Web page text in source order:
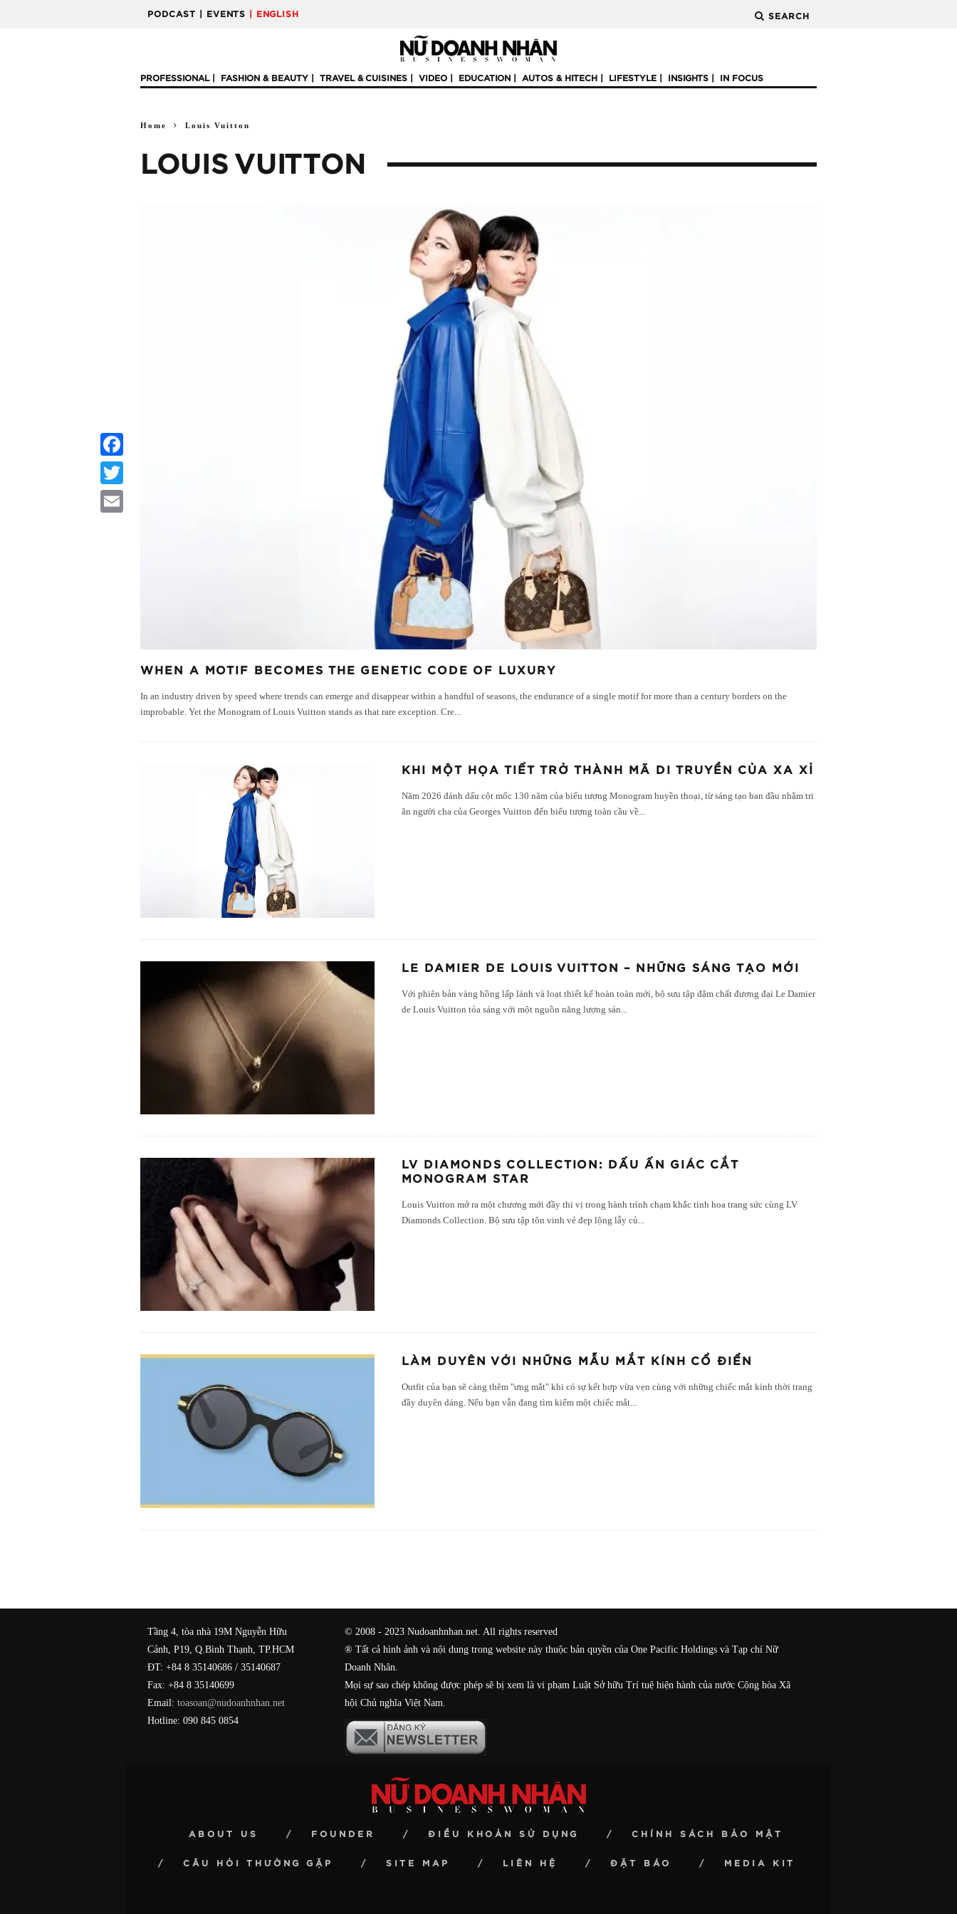
PODCAST | EVENTS | ENGLISH SEARCH
PROFESSIONAL FASHION & BEAUTY TRAVEL & CUISINES VIDEO EDUCATION AUTOS & HITECH LIFESTYLE INSIGHTS IN FOCUS
Home Louis Vuitton
LOUIS VUITTON
WHEN A MOTIF BECOMES THE GENETIC CODE OF LUXURY
In an industry driven by speed where trends can emerge and disappear within a handful of seasons, the endurance of a single motif for more than a century borders on the
improbable. Yet the Monogram of Louis Vuitton stands as that rare exception. Cre...
Facebook
Twitter
KHI MỘT HỌA TIẾT TRỞ THÀNH MÃ DI TRUYỀN CỦA XA XỈ
Năm 2026 đánh dấu cột mốc 130 năm của biểu tượng Monogram huyền thoại, từ sáng tạo ban đầu nhằm tri
ân người cha của Georges Vuitton đến biểu tượng toàn cầu về...
LE DAMIER DE LOUIS VUITTON – NHỮNG SÁNG TẠO MỚI
Với phiên bản vàng hồng lấp lánh và loạt thiết kế hoàn toàn mới, bộ sưu tập đậm chất đương đại Le Damier
de Louis Vuitton tỏa sáng với một nguồn năng lượng sán
LV DIAMONDS COLLECTION: DẤU ẤN GIÁC CẮT
MONOGRAM STAR
Louis Vuitton mở ra một chương mới đầy thi vị trong hành trình chạm khắc tinh hoa trang sức cùng LV
Diamonds Collection. Bộ sưu tập tôn vinh vẻ đẹp lộng lẫy củ...
LÀM DUYÊN VỚI NHỮNG MẪU MẮT KÍNH CỔ ĐIỂN
Outfit của bạn sẽ càng thêm "ưng mắt" khi có sự kết hợp vừa vẹn cùng với những chiếc mắt kính thời trang
đầy duyên dáng. Nếu bạn vẫn đang tìm kiếm một chiếc mắt...
Tầng 4, tòa nhà 19M Nguyễn Hữu
Cảnh, P19, Q.Bình Thạnh, TP.HCM
ĐT: +84 8 35140686 / 35140687
Fax: +84 8 35140699
Email: toasoan@nudoanhnhan.net
Hotline: 090 845 0854
© 2008 - 2023 Nudoanhnhan.net. All rights reserved
® Tất cả hình ảnh và nội dung trong website này thuộc bản quyền của One Pacific Holdings và Tạp chí Nữ
Doanh Nhân.
Mọi sự sao chép không được phép sẽ bị xem là vi phạm Luật Sở hữu Trí tuệ hiện hành của nước Cộng hòa Xã
hội Chủ nghĩa Việt Nam.
ABOUT US FOUNDER ĐIỀU KHOẢN SỬ DỤNG CHÍNH SÁCH BẢO MẬT
CÂU HỎI THƯỜNG GẶP SITE MAP LIÊN HỆ ĐẶT BÁO MEDIA KIT